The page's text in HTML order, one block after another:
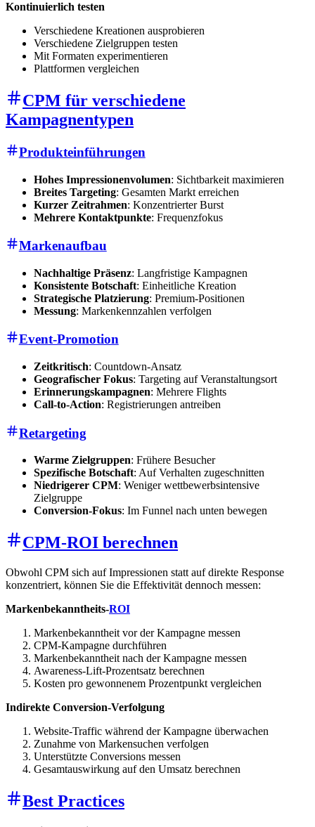
Kontinuierlich testen
Verschiedene Kreationen ausprobieren
Verschiedene Zielgruppen testen
Mit Formaten experimentieren
Plattformen vergleichen
CPM für verschiedene
Kampagnentypen
Produkteinführungen
Hohes Impressionenvolumen: Sichtbarkeit maximieren
Breites Targeting: Gesamten Markt erreichen
Kurzer Zeitrahmen: Konzentrierter Burst
Mehrere Kontaktpunkte: Frequenzfokus
Markenaufbau
Nachhaltige Präsenz: Langfristige Kampagnen
Konsistente Botschaft: Einheitliche Kreation
Strategische Platzierung: Premium-Positionen
Messung: Markenkennzahlen verfolgen
Event-Promotion
Zeitkritisch: Countdown-Ansatz
Geografischer Fokus: Targeting auf Veranstaltungsort
Erinnerungskampagnen: Mehrere Flights
Call-to-Action: Registrierungen antreiben
Retargeting
Warme Zielgruppen: Frühere Besucher
Spezifische Botschaft: Auf Verhalten zugeschnitten
Niedrigerer CPM: Weniger wettbewerbsintensive
Zielgruppe
Conversion-Fokus: Im Funnel nach unten bewegen
CPM-ROI berechnen
Obwohl CPM sich auf Impressionen statt auf direkte Response
konzentriert, können Sie die Effektivität dennoch messen:
Markenbekanntheits-ROI
Markenbekanntheit vor der Kampagne messen
CPM-Kampagne durchführen
Markenbekanntheit nach der Kampagne messen
Awareness-Lift-Prozentsatz berechnen
Kosten pro gewonnenem Prozentpunkt vergleichen
Indirekte Conversion-Verfolgung
Website-Traffic während der Kampagne überwachen
Zunahme von Markensuchen verfolgen
Unterstützte Conversions messen
Gesamtauswirkung auf den Umsatz berechnen
Best Practices